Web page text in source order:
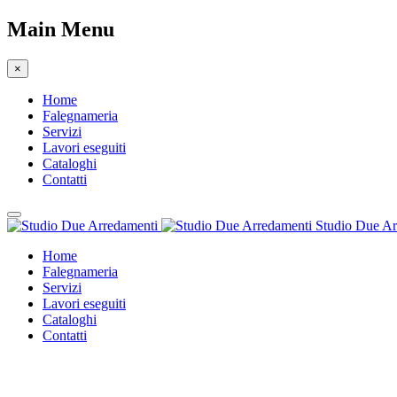
Main Menu
×
Home
Falegnameria
Servizi
Lavori eseguiti
Cataloghi
Contatti
Studio Due
Home
Falegnameria
Servizi
Lavori eseguiti
Cataloghi
Contatti